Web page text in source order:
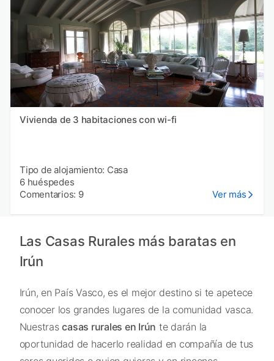
Vivienda de 3 habitaciones con wi-fi
Tipo de alojamiento: Casa
6 huéspedes
Comentarios: 9
Ver más
Las Casas Rurales más baratas en
Irún
Irún, en País Vasco, es el mejor destino si te apetece
conocer los grandes lugares de la comunidad vasca.
Nuestrascasas rurales en Irún te darán la
oportunidad de hacerlo realidad en compañía de tus